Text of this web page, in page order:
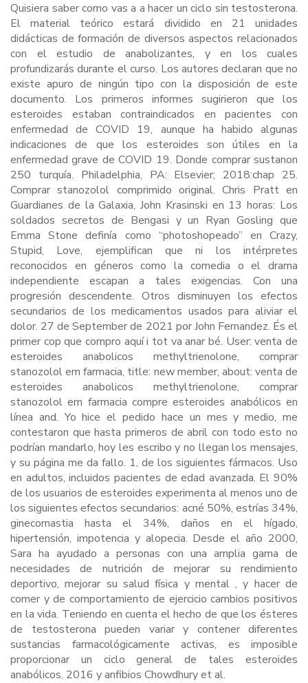
Quisiera saber como vas a a hacer un ciclo sin testosterona.
El material teórico estará dividido en 21 unidades
didácticas de formación de diversos aspectos relacionados
con el estudio de anabolizantes, y en los cuales
profundizarás durante el curso. Los autores declaran que no
existe apuro de ningún tipo con la disposición de este
documento. Los primeros informes sugirieron que los
esteroides estaban contraindicados en pacientes con
enfermedad de COVID 19, aunque ha habido algunas
indicaciones de que los esteroides son útiles en la
enfermedad grave de COVID 19. Donde comprar sustanon
250 turquía. Philadelphia, PA: Elsevier; 2018:chap 25.
Comprar stanozolol comprimido original. Chris Pratt en
Guardianes de la Galaxia, John Krasinski en 13 horas: Los
soldados secretos de Bengasi y un Ryan Gosling que
Emma Stone definía como “photoshopeado” en Crazy,
Stupid, Love, ejemplifican que ni los intérpretes
reconocidos en géneros como la comedia o el drama
independiente escapan a tales exigencias. Con una
progresión descendente. Otros disminuyen los efectos
secundarios de los medicamentos usados para aliviar el
dolor. 27 de September de 2021 por John Fernandez. És el
primer cop que compro aquí i tot va anar bé. User: venta de
esteroides anabolicos methyltrienolone, comprar
stanozolol em farmacia, title: new member, about: venta de
esteroides anabolicos methyltrienolone, comprar
stanozolol em farmacia compre esteroides anabólicos en
línea and. Yo hice el pedido hace un mes y medio, me
contestaron que hasta primeros de abril con todo esto no
podrían mandarlo, hoy les escribo y no llegan los mensajes,
y su página me da fallo. 1, de los siguientes fármacos. Uso
en adultos, incluidos pacientes de edad avanzada. El 90%
de los usuarios de esteroides experimenta al menos uno de
los siguientes efectos secundarios: acné 50%, estrías 34%,
ginecomastia hasta el 34%, daños en el hígado,
hipertensión, impotencia y alopecia. Desde el año 2000,
Sara ha ayudado a personas con una amplia gama de
necesidades de nutrición de mejorar su rendimiento
deportivo, mejorar su salud física y mental , y hacer de
comer y de comportamiento de ejercicio cambios positivos
en la vida. Teniendo en cuenta el hecho de que los ésteres
de testosterona pueden variar y contener diferentes
sustancias farmacológicamente activas, es imposible
proporcionar un ciclo general de tales esteroides
anabólicos. 2016 y anfibios Chowdhury et al.